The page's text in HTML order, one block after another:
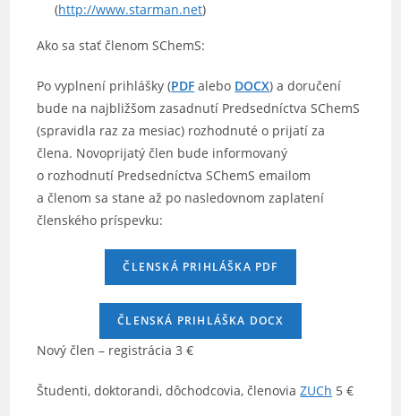
(http://www.starman.net)
Ako sa stať členom SChemS:
Po vyplnení prihlášky (PDF alebo DOCX) a doručení
bude na najbližšom zasadnutí Predsedníctva SChemS
(spravidla raz za mesiac) rozhodnuté o prijatí za
člena. Novoprijatý člen bude informovaný
o rozhodnutí Predsedníctva SChemS emailom
a členom sa stane až po nasledovnom zaplatení
členského príspevku:
ČLENSKÁ PRIHLÁŠKA PDF
ČLENSKÁ PRIHLÁŠKA DOCX
Nový člen – registrácia 3 €
Študenti, doktorandi, dôchodcovia, členoviaZUCh 5 €